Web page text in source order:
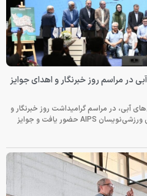
مراسم روز خبرنگار و اهدای جوایز
در مراسم گرامیداشت روز خبرنگار و
تقدیر از برگزیدگان هشتمین جایزه جهانی ورزشی‌نویسان AIPS حضور یافت و جوایز